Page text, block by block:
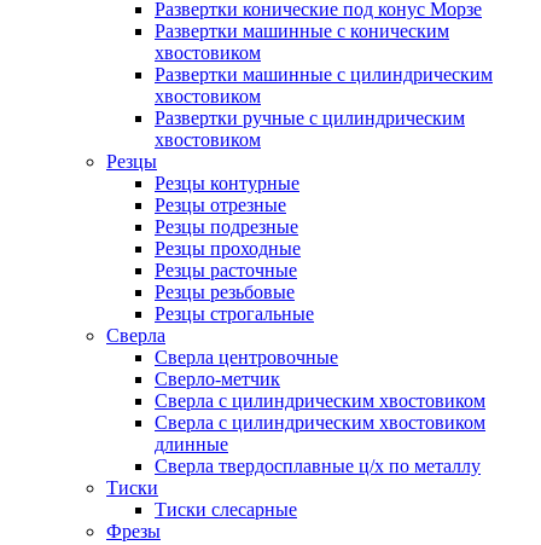
Развертки конические под конус Морзе
Развертки машинные с коническим
хвостовиком
Развертки машинные с цилиндрическим
хвостовиком
Развертки ручные с цилиндрическим
хвостовиком
Резцы
Резцы контурные
Резцы отрезные
Резцы подрезные
Резцы проходные
Резцы расточные
Резцы резьбовые
Резцы строгальные
Сверла
Сверла центровочные
Сверло-метчик
Сверла с цилиндрическим хвостовиком
Сверла с цилиндрическим хвостовиком
длинные
Сверла твердосплавные ц/х по металлу
Тиски
Тиски слесарные
Фрезы